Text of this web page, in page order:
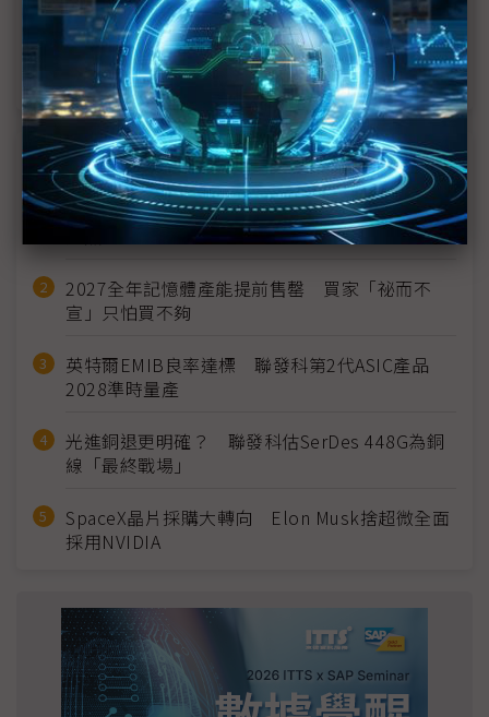
裕日車力拚2028年重返榮耀 進口美製SUV「已經準
近７天熱門報導
MLCC訂單過熱、出貨比創高 村田示警全球AI基
建熱潮將趨緩
2027全年記憶體產能提前售罄 買家「祕而不
宣」只怕買不夠
英特爾EMIB良率達標 聯發科第2代ASIC產品
2028準時量產
光進銅退更明確？ 聯發科估SerDes 448G為銅
線「最終戰場」
SpaceX晶片採購大轉向 Elon Musk捨超微全面
採用NVIDIA